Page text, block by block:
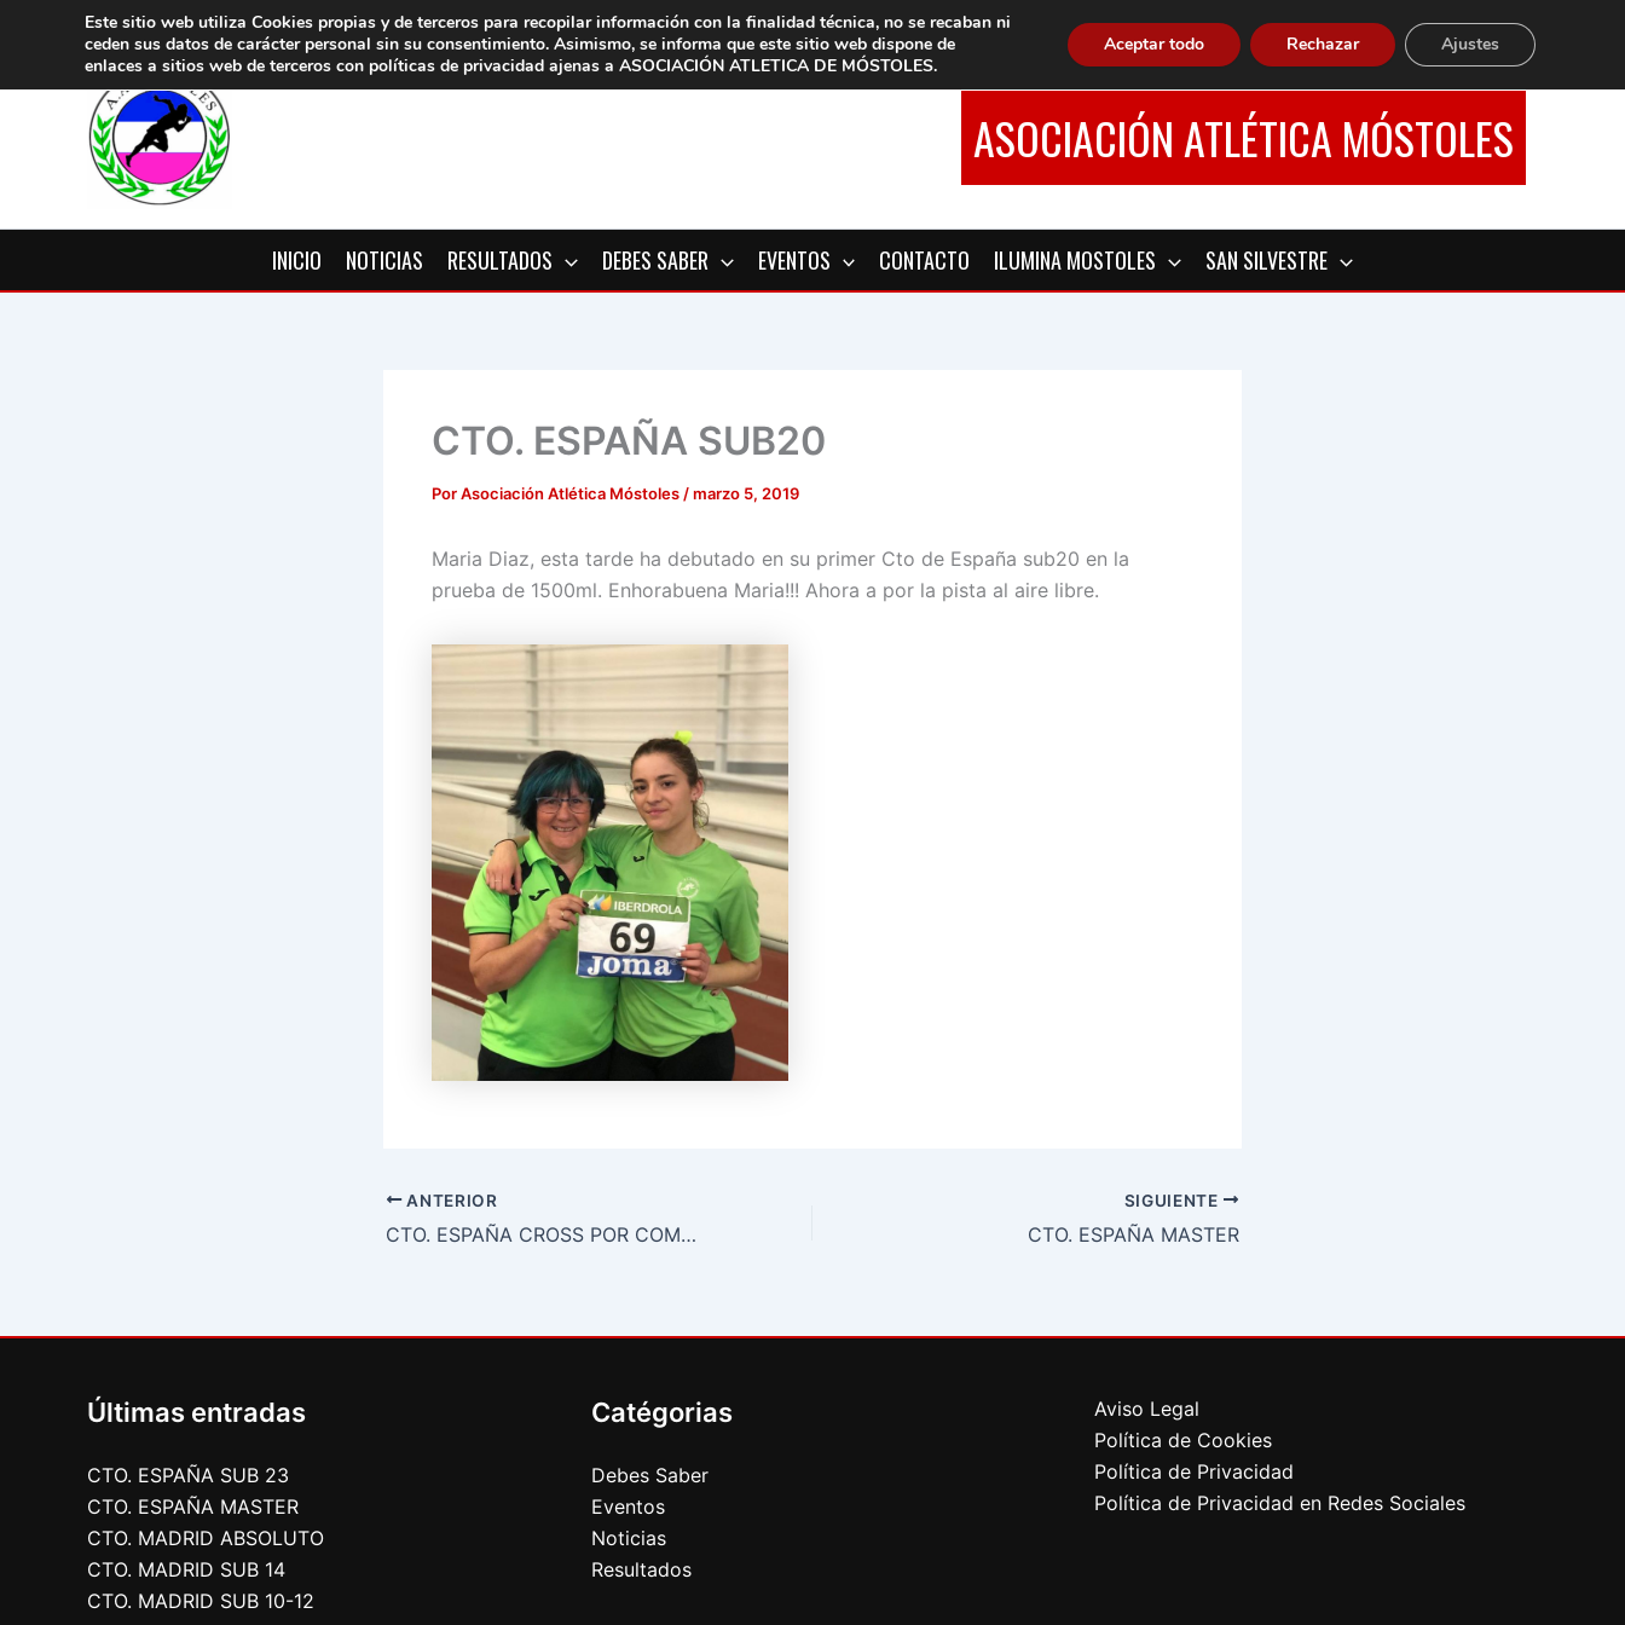
contenido
ASOCIACIÓN ATLÉTICA MÓSTOLES
INICIO NOTICIAS RESULTADOS DEBES SABER EVENTOS CONTACTO ILUMINA MOSTOLES SAN SILVESTRE
CTO. ESPAÑA SUB20
PorAsociación Atlética Móstoles /marzo 5, 2019
Maria Diaz, esta tarde ha debutado en su primer Cto de España sub20 en la
prueba de 1500ml. Enhorabuena Maria!!! Ahora a por la pista al aire libre.
ANTERIOR
CTO. ESPAÑA CROSS POR COMUNIDADES
SIGUIENTE
CTO. ESPAÑA MASTER
Últimas entradas
CTO. ESPAÑA SUB 23
CTO. ESPAÑA MASTER
CTO. MADRID ABSOLUTO
CTO. MADRID SUB 14
CTO. MADRID SUB 10-12
Catégorias
Debes Saber
Eventos
Noticias
Resultados
Aviso Legal
Política de Cookies
Política de Privacidad
Política de Privacidad en Redes Sociales
Este sitio web utiliza Cookies propias y de terceros para recopilar información con la finalidad técnica, no se recaban ni
ceden sus datos de carácter personal sin su consentimiento. Asimismo, se informa que este sitio web dispone de
enlaces a sitios web de terceros con políticas de privacidad ajenas a ASOCIACIÓN ATLETICA DE MÓSTOLES.
Aceptar todo Rechazar Ajustes